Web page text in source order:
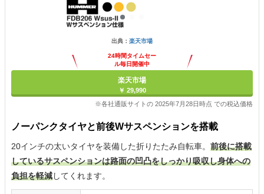
出典： 楽天市場
24時間タイムセー
ル毎日開催中
楽天市場
￥ 29,990
※各社通販サイトの 2025年7月28日時点 での税込価格
ノーパンクタイヤと前後Wサスペンションを搭載
20インチの太いタイヤを装備した折りたたみ自転車。 前後に搭載
しているサスペンションは路面の凹凸をしっかり吸収し身体への
負担を軽減してくれます。